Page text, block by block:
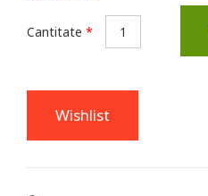
Cantitate *
Wishlist